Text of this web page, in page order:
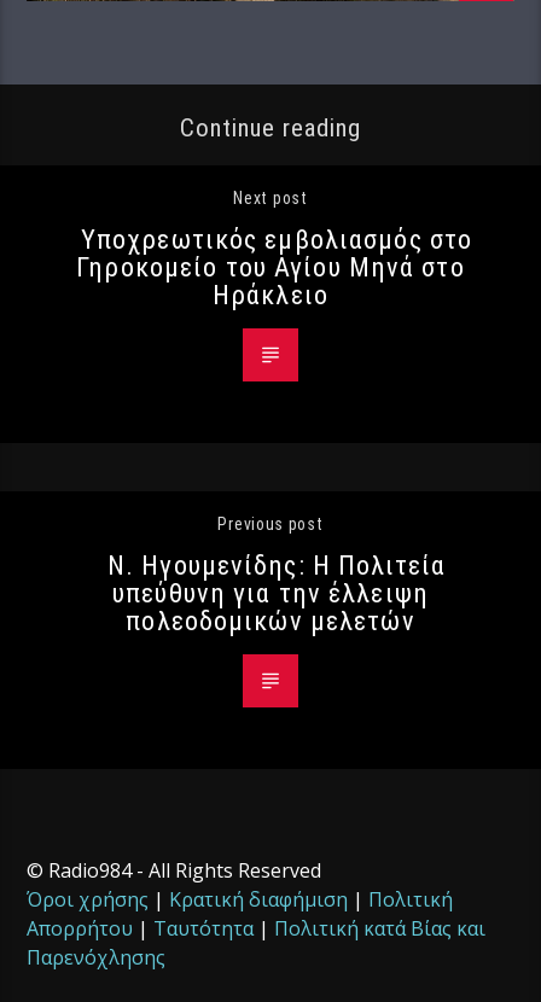
Continue reading
Next post
Υποχρεωτικός εμβολιασμός στο
Γηροκομείο του Αγίου Μηνά στο
Ηράκλειο
Previous post
Ν. Ηγουμενίδης: Η Πολιτεία
υπεύθυνη για την έλλειψη
πολεοδομικών μελετών
© Radio984 - All Rights Reserved
Όροι χρήσης | Κρατική διαφήμιση | Πολιτική
Απορρήτου | Ταυτότητα| Πολιτική κατά Βίας και
Παρενόχλησης